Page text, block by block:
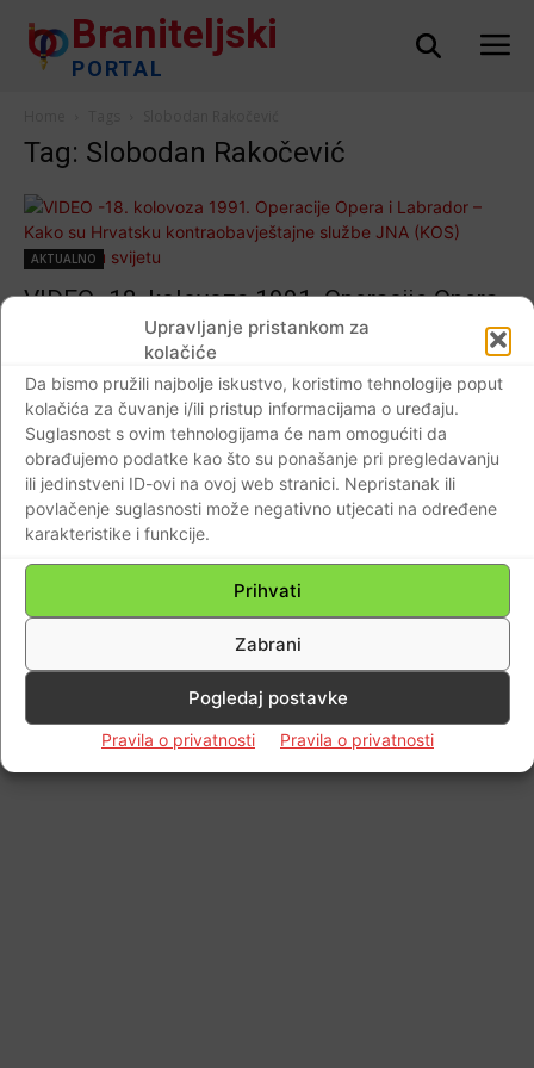
Upravljanje pristankom za
kolačiće
Da bismo pružili najbolje iskustvo, koristimo tehnologije poput
kolačića za čuvanje i/ili pristup informacijama o uređaju.
Suglasnost s ovim tehnologijama će nam omogućiti da
obrađujemo podatke kao što su ponašanje pri pregledavanju
ili jedinstveni ID-ovi na ovoj web stranici. Nepristanak ili
povlačenje suglasnosti može negativno utjecati na određene
karakteristike i funkcije.
Prihvati
Zabrani
Pogledaj postavke
Pravila o privatnosti Pravila o privatnosti
Braniteljski
PORTAL
Tag: Slobodan Rakočević
AKTUALNO
VIDEO -18. kolovoza 1991. Operacije Opera
i Labrador – Kako su Hrvatsku
kontraobavještajne službe JNA (KOS)
ocrnjivali u svijetu
Braniteljski portal - 18.08.2019
Impressum Kontaktirajte nas
© Newspaper WordPress Theme by TagDiv